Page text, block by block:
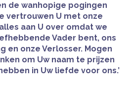
de wanhopige pogingen
vertrouwen U met onze
aan U over omdat we
Vader bent, ons
en onze Verlosser. Mogen
om Uw naam te prijzen
in Uw liefde voor ons.’